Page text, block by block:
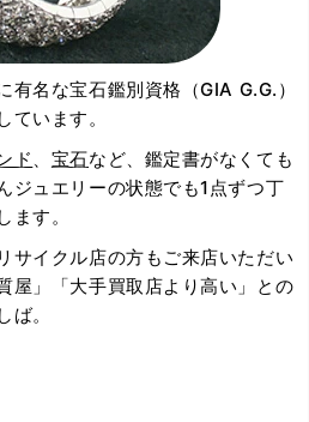
有名な宝石鑑別資格（GIA G.G.）
ています。
ド 、 宝石など、鑑定書がなくても
ジュエリーの状態でも1点ずつ丁
ます。
サイクル店の方もご来店いただい
屋」「大手買取店より高い」との
ば。